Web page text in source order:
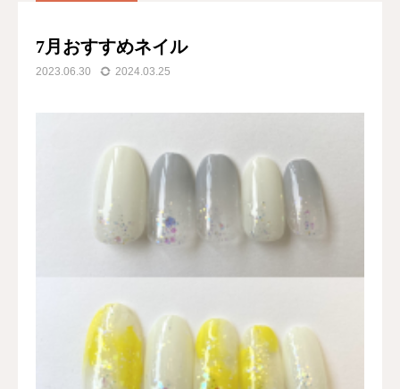
7月おすすめネイル
2023.06.30 2024.03.25
会員登録とは